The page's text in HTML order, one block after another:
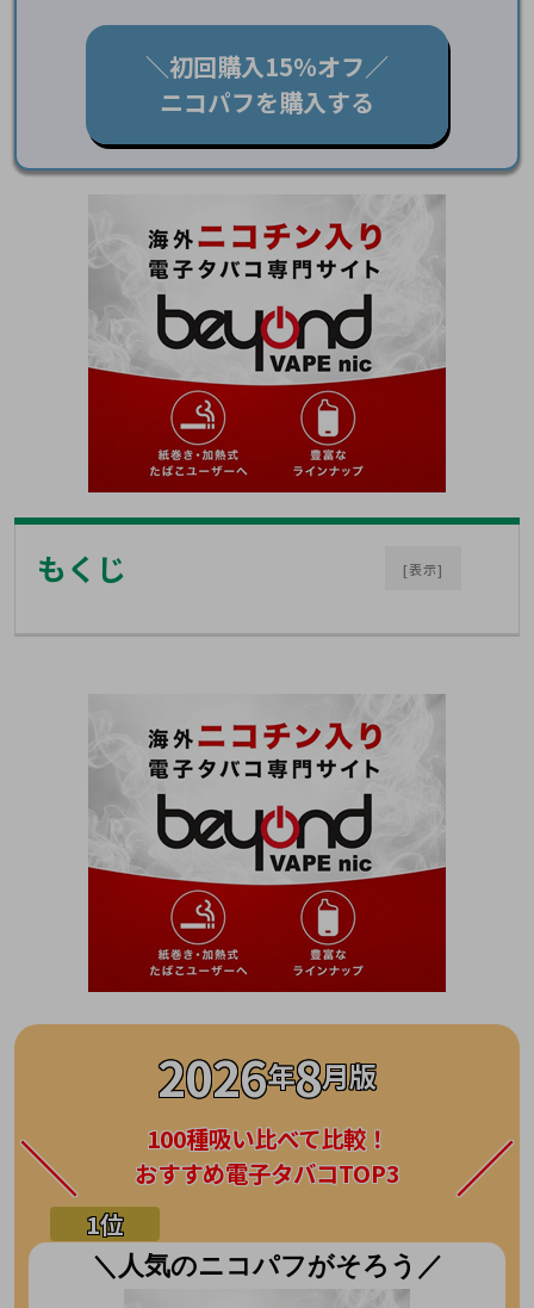
＼初回購入15％オフ／
ニコパフを購入する
もくじ [表示]
2026年8月版
100種吸い比べて比較！
おすすめ電子タバコTOP3
＼人気のニコパフがそろう／